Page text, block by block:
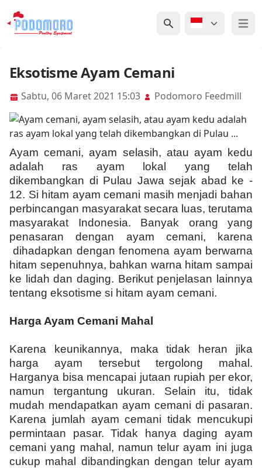
Open
Eksotisme Ayam Cemani
Sabtu, 06 Maret 2021 15:03 Podomoro Feedmill
Ayam cemani, ayam selasih, atau ayam kedu
adalah ras ayam lokal yang telah
dikembangkan di Pulau Jawa sejak abad ke -
12. Si hitam ayam cemani masih menjadi bahan
perbincangan masyarakat secara luas, terutama
masyarakat Indonesia. Banyak orang yang
penasaran dengan ayam cemani, karena
dihadapkan dengan fenomena ayam berwarna
hitam sepenuhnya, bahkan warna hitam sampai
ke lidah dan daging. Berikut penjelasan lainnya
tentang eksotisme si hitam ayam cemani.
Harga Ayam Cemani Mahal
Karena keunikannya, maka tidak heran jika
harga ayam tersebut tergolong mahal.
Harganya bisa mencapai jutaan rupiah per ekor,
namun tergantung ukuran. Selain itu, tidak
mudah mendapatkan ayam cemani di pasaran.
Karena jumlah ayam cemani tidak mencukupi
permintaan pasar. Tidak hanya daging ayam
cemani yang mahal, namun telur ayam ini juga
cukup mahal dibandingkan dengan telur ayam